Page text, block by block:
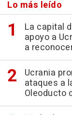
Lo más leído
La capital
apoyo a
a
Ucrania
ataques a
Oleoducto